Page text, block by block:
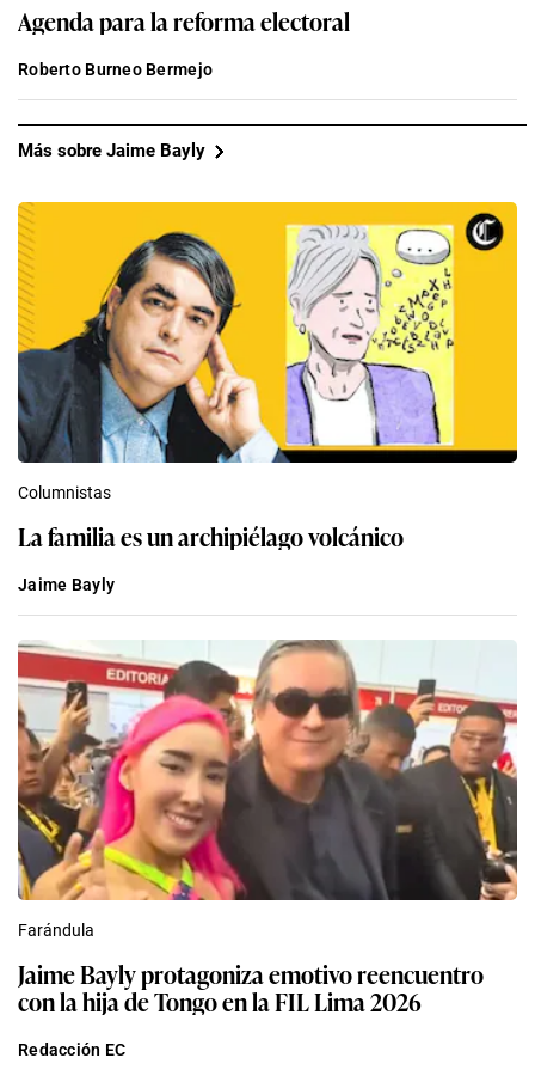
Agenda para la reforma electoral
Roberto Burneo Bermejo
Más sobre Jaime Bayly
Columnistas
La familia es un archipiélago volcánico
Jaime Bayly
Farándula
Jaime Bayly protagoniza emotivo reencuentro
con la hija de Tongo en la FIL Lima 2026
Redacción EC